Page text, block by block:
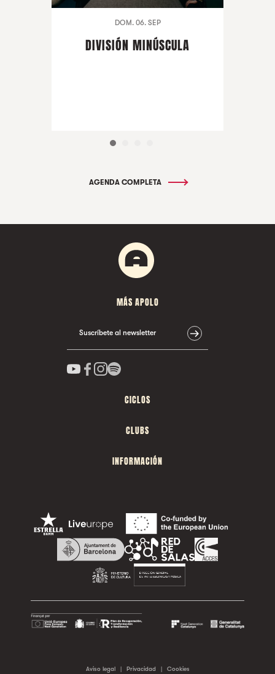
DOM. 06. SEP
DIVISIÓN MINÚSCULA
AGENDA COMPLETA
MÁS APOLO
Suscríbete al newsletter
CICLOS
CLUBS
INFORMACIÓN
Aviso legal | Privacidad | Cookies